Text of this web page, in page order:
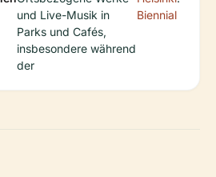
und Live-Musik in
Parks und Cafés,
insbesondere während
der
Biennial